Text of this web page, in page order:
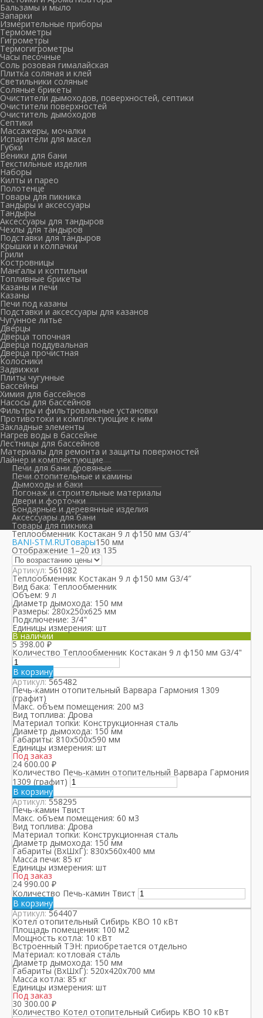
Бальзамы и мыло
Запарки
Измерительные приборы
Термометры
Гигрометры
Термогигрометры
Часы песочные
Соль розовая гималайская
Плитка соляная и клей
Светильники соляные
Соляные брикеты
Очистители дымоходов, поверхностей, септики
Очистители поверхностей
Очиститель дымоходов
Септики
Массажеры, мочалки
Испарители для масел
Губки
Веники для бани
Текстильные изделия
Наборы
Килты и парео
Полотенце
Товары для пикника
Тандыры и аксессуары
Тандыры
Аксессуары для тандыров
Чехлы для тандыров
Подставки для тандыров
Крышки и колпачки
Грили
Костровницы
Мангалы и коптильни
Топливные брикеты
Казаны и печи
Казаны
Печи под казаны
Подставки и аксессуары для казанов
Чугунное литье
Дверцы
Дверца топочная
Дверца поддувальная
Дверца прочистная
Колосники
Задвижки
Плиты чугунные
Бассейны
Химия для бассейнов
Насосы для бассейнов
Фильтры и фильтровальные установки
Противотоки и комплектующие к ним
Закладные элементы
Нагрев воды в бассейне
Лестницы для бассейнов
Материалы для ремонта и защиты поверхностей
Лайнер и комплектующие
Печи для бани дровяные
Печи отопительные и камины
Дымоходы и баки
Погонаж и строительные материалы
Двери и форточки
Бондарные и деревянные изделия
Аксессуары для бани
Товары для пикника
Теплообменник Костакан 9 л ф150 мм G3/4″
BANI-STM.RUТовары150 мм
Отображение 1–20 из 135
Артикул:561082
Теплообменник Костакан 9 л ф150 мм G3/4″
Вид бака: Теплообменник
Объем: 9 л
Диаметр дымохода: 150 мм
Размеры:280х250х625 мм
Подключение: 3/4"
Единицы измерения: шт
В наличии
5 398.00₽
Количество Теплообменник Костакан 9 л ф150 мм G3/4"
В корзину
Артикул:565482
Печь-камин отопительный Варвара Гармония 1309
(графит)
Макс. объем помещения: 200 м3
Вид топлива: Дрова
Материал топки: Конструкционная сталь
Диаметр дымохода: 150 мм
Габариты:810х500х590 мм
Единицы измерения: шт
Под заказ
24 600.00 ₽
Количество Печь-камин отопительный Варвара Гармония
1309 (графит)
В корзину
Артикул:558295
Печь-камин Твист
Макс. объем помещения: 60 м3
Вид топлива: Дрова
Материал топки: Конструкционная сталь
Диаметр дымохода: 150 мм
Габариты (ВхШхГ): 830x560x400 мм
Масса печи: 85 кг
Единицы измерения: шт
Под заказ
24 990.00 ₽
Количество Печь-камин Твист
В корзину
Артикул:564407
Котел отопительный Сибирь КВО 10 кВт
Площадь помещения: 100 м2
Мощность котла: 10 кВт
Встроенный ТЭН: приобретается отдельно
Материал: котловая сталь
Диаметр дымохода: 150 мм
Габариты (ВхШхГ): 520х420х700 мм
Масса котла: 85 кг
Единицы измерения: шт
Под заказ
30 300.00 ₽
Количество Котел отопительный Сибирь КВО 10 кВт